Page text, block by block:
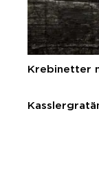
Krebinetter